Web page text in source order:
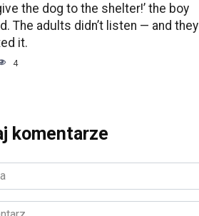
give the dog to the shelter!’ the boy
The adults didn’t listen — and they
it.
4
komentarze